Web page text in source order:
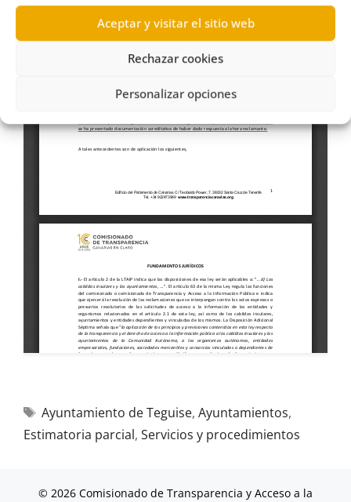
Aceptar y visitar el sitio web
Rechazar cookies
Personalizar opciones
Ayuntamiento de Teguise, Ayuntamientos,
Estimatoria parcial, Servicios y procedimientos
© 2026 Comisionado de Transparencia y Acceso a la